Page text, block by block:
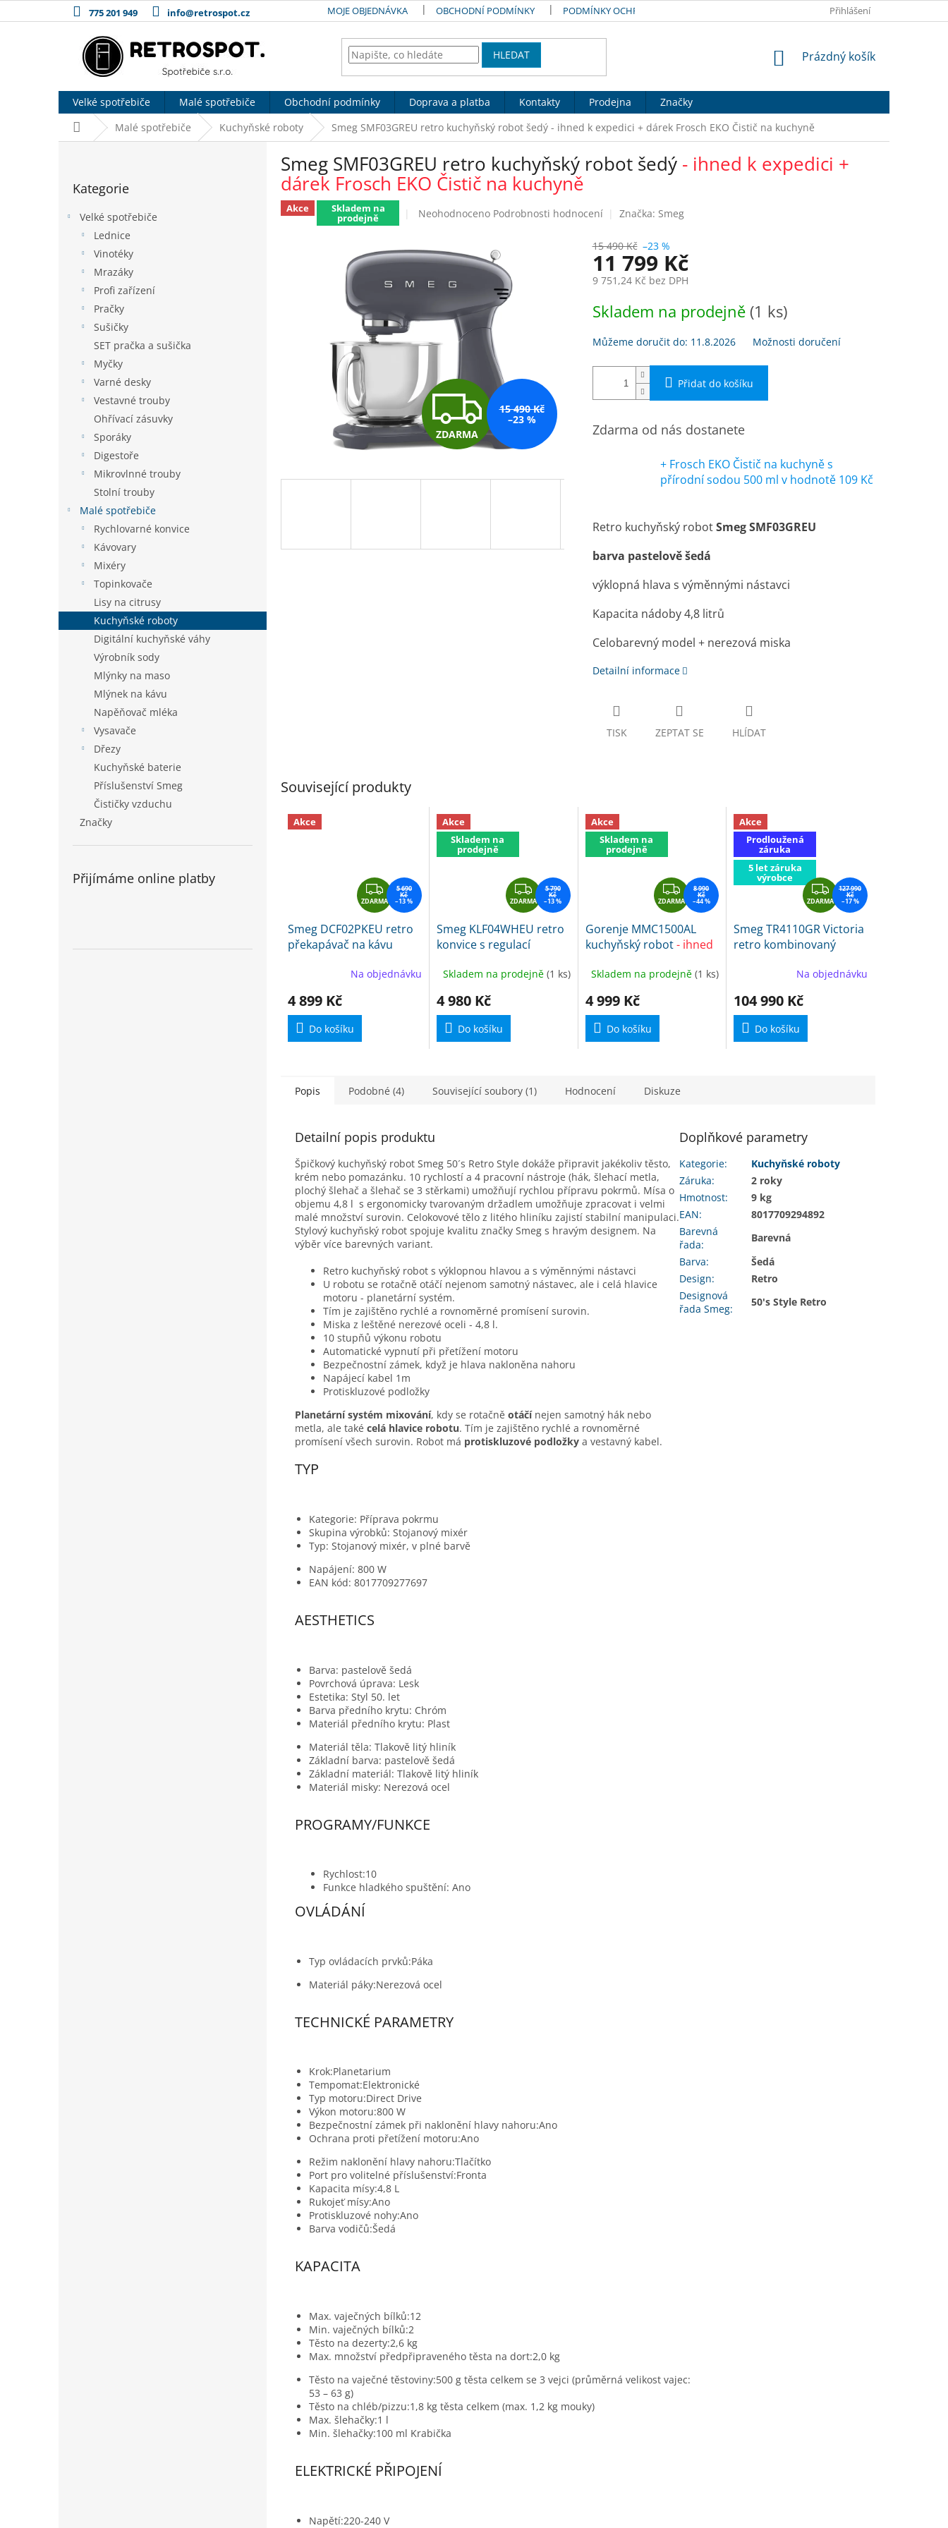
na
775 201 949 info@retrospot.cz MOJE OBJEDNÁVKA OBCHODNÍ PODMÍNKY PODMÍNKY OCHRANY OSOBNÍCH ÚDAJŮ DOPRAVA A PLATBAPřihlášení
HLEDAT
NÁKUPNÍ
Prázdný košík
Velké spotřebiče Malé spotřebiče Obchodní podmínky Doprava a platba Kontakty Prodejna
Značky
Domů Malé spotřebiče Kuchyňské roboty Smeg SMF03GREU retro kuchyňský robot šedý - ihned k expedici + dárek Frosch EKO Čistič na kuchyně
kategorie
Kategorie
Velké spotřebiče
Lednice
Vinotéky
Mrazáky
Profi zařízení
Pračky
Sušičky
SET pračka a sušička
Myčky
Varné desky
Vestavné trouby
Ohřívací zásuvky
Sporáky
Digestoře
Mikrovlnné trouby
Stolní trouby
Malé spotřebiče
Rychlovarné konvice
Kávovary
Mixéry
Topinkovače
Lisy na citrusy
Kuchyňské roboty
Digitální kuchyňské váhy
Výrobník sody
Mlýnky na maso
Mlýnek na kávu
Napěňovač mléka
Vysavače
Dřezy
Kuchyňské baterie
Příslušenství Smeg
Čističky vzduchu
Značky
Přijímáme online platby
Smeg SMF03GREU retro kuchyňský robot šedý - ihned k expedici +
dárek Frosch EKO Čistič na kuchyně
Akce Skladem na
prodejně
Průměrné
je
0,0
hvězdiček.
Neohodnoceno Podrobnosti hodnocení Značka: Smeg
Z
D
R
ZDARMA
15 490 Kč
–23 %
15 490 Kč –23 %
11 799 Kč
9 751,24 Kč bez DPH
cena:
Skladem na prodejně (1 ks)
Můžeme doručit do: 11.8.2026 Možnosti doručení
Přidat do košíku
Zdarma od nás dostanete
+ Frosch EKO Čistič na kuchyně s
přírodní sodou 500 ml v hodnotě 109 Kč
Retro kuchyňský robotSmeg SMF03GREU
barva pastelově šedá
výklopná hlava s výměnnými nástavci
Kapacita nádoby 4,8 litrů
Celobarevný model + nerezová miska
Detailní informace
TISK ZEPTAT SE HLÍDAT
Související produkty
Akce
Z
D
A
R
A
ZDARMA
5 690
Kč
–13 %
Smeg DCF02PKEU retro
překapávač na kávu
Na objednávku
4 899 Kč
Do košíku
Akce
Skladem na
prodejně
Z
D
A
R
A
ZDARMA
5 790
Kč
–13 %
Smeg KLF04WHEU retro
konvice s regulací
Skladem na prodejně (1 ks)
4 980 Kč
Do košíku
Akce
Skladem na
prodejně
Z
D
A
R
A
ZDARMA
8 990
Kč
–44 %
Gorenje MMC1500AL
kuchyňský robot- ihned
Skladem na prodejně(1 ks)
4 999 Kč
Do košíku
Akce
Prodloužená
záruka
5 let záruka
výrobce
Z
D
A
R
M
A
ZDARMA
127 990
Kč
–17 %
Smeg TR4110GR Victoria
retro kombinovaný
Na objednávku
104 990 Kč
Do košíku
Popis Podobné (4) Související soubory (1) Hodnocení Diskuze
Detailní popis produktu
Špičkový kuchyňský robot Smeg 50´s Retro Style dokáže připravit jakékoliv těsto,
krém nebo pomazánku. 10 rychlostí a 4 pracovní nástroje (hák, šlehací metla,
plochý šlehač a šlehač se 3 stěrkami) umožňují rychlou přípravu pokrmů. Mísa o
objemu 4,8 l s ergonomicky tvarovaným držadlem umožňuje zpracovat i velmi
malé množství surovin. Celokovové tělo z litého hliníku zajistí stabilní manipulaci.
Stylový kuchyňský robot spojuje kvalitu značky Smeg s hravým designem. Na
výběr více barevných variant.
Retro kuchyňský robot s výklopnou hlavou a s výměnnými nástavci
U robotu se rotačně otáčí nejenom samotný nástavec, ale i celá hlavice
motoru - planetární systém.
Tím je zajištěno rychlé a rovnoměrné promísení surovin.
Miska z leštěné nerezové oceli - 4,8 l.
10 stupňů výkonu robotu
Automatické vypnutí při přetížení motoru
Bezpečnostní zámek, když je hlava nakloněna nahoru
Napájecí kabel 1m
Protiskluzové podložky
Planetární systém mixování, kdy se rotačně otáčí nejen samotný hák nebo
metla, ale také celá hlavice robotu. Tím je zajištěno rychlé a rovnoměrné
promísení všech surovin. Robot má protiskluzové podložky a vestavný kabel.
TYP
Kategorie: Příprava pokrmu
Skupina výrobků: Stojanový mixér
Typ: Stojanový mixér, v plné barvě
Napájení: 800 W
EAN kód: 8017709277697
AESTHETICS
Barva: pastelově šedá
Povrchová úprava: Lesk
Estetika: Styl 50. let
Barva předního krytu: Chróm
Materiál předního krytu: Plast
Materiál těla: Tlakově litý hliník
Základní barva: pastelově šedá
Základní materiál: Tlakově litý hliník
Materiál misky: Nerezová ocel
PROGRAMY/FUNKCE
Rychlost:10
Funkce hladkého spuštění: Ano
OVLÁDÁNÍ
Typ ovládacích prvků:Páka
Materiál páky:Nerezová ocel
TECHNICKÉ PARAMETRY
Krok:Planetarium
Tempomat:Elektronické
Typ motoru:Direct Drive
Výkon motoru:800 W
Bezpečnostní zámek při naklonění hlavy nahoru:Ano
Ochrana proti přetížení motoru:Ano
Režim naklonění hlavy nahoru:Tlačítko
Port pro volitelné příslušenství:Fronta
Kapacita mísy:4,8 L
Rukojeť mísy:Ano
Protiskluzové nohy:Ano
Barva vodičů:Šedá
KAPACITA
Max. vaječných bílků:12
Min. vaječných bílků:2
Těsto na dezerty:2,6 kg
Max. množství předpřipraveného těsta na dort:2,0 kg
Těsto na vaječné těstoviny:500 g těsta celkem se 3 vejci (průměrná velikost vajec:
53 – 63 g)
Těsto na chléb/pizzu:1,8 kg těsta celkem (max. 1,2 kg mouky)
Max. šlehačky:1 l
Min. šlehačky:100 ml Krabička
ELEKTRICKÉ PŘIPOJENÍ
Napětí:220-240 V
Doplňkové parametry
Kategorie:
Kuchyňské roboty
Záruka:
2 roky
Hmotnost:
9 kg
EAN:
8017709294892
Barevná
řada:
Barevná
Barva:
Šedá
Design:
Retro
Designová
řada Smeg:
50's Style Retro